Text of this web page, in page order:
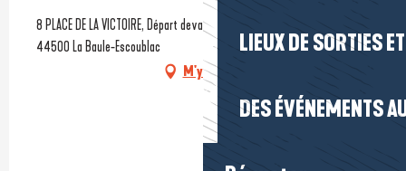
LIEUX DE SORTIES
DES ÉVÉNEMENTS
8 PLACE DE LA VICTOIRE, Départ devant l'Office de Tourisme de La Baule,
44500 La Baule-Escoublac
M'y rendre